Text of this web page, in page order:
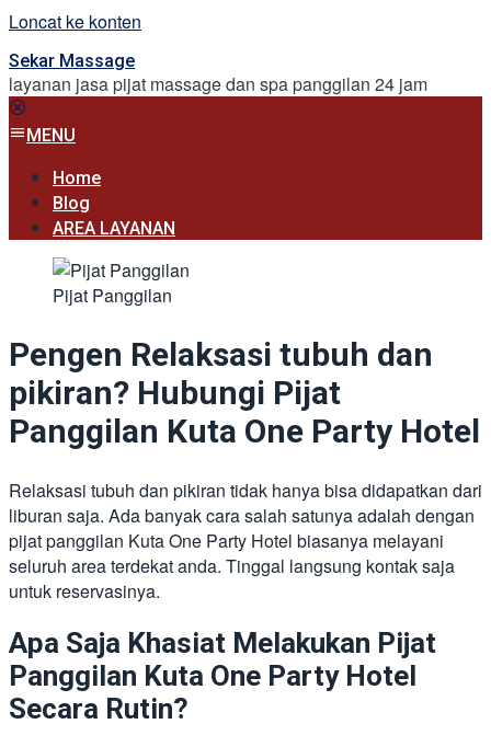
Loncat ke konten
Sekar Massage
layanan jasa pijat massage dan spa panggilan 24 jam
MENU
Home
Blog
AREA LAYANAN
Pijat Panggilan
Pengen Relaksasi tubuh dan
pikiran? Hubungi Pijat
Panggilan Kuta One Party Hotel
Relaksasi tubuh dan pikiran tidak hanya bisa didapatkan dari
liburan saja. Ada banyak cara salah satunya adalah dengan
pijat panggilan Kuta One Party Hotel biasanya melayani
seluruh area terdekat anda. Tinggal langsung kontak saja
untuk reservasinya.
Apa Saja Khasiat Melakukan Pijat
Panggilan Kuta One Party Hotel
Secara Rutin?